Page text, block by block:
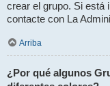
crear el grupo. Si está
contacte con La
Arriba
¿Por qué algunos